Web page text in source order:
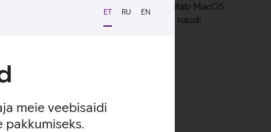
ET RU EN
meie veebisaidi
pakkumiseks.
mis on kuni 18 tundi. Sülearvuti töötab MacOS
Surfa internetis, mängi mänge ja naudi